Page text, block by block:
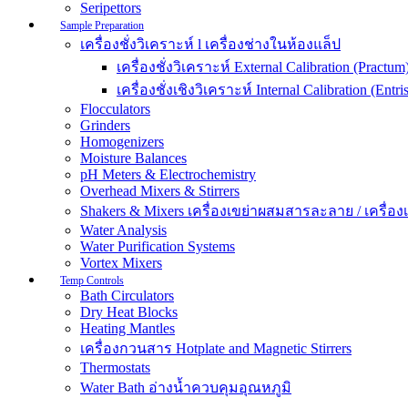
Seripettors
Sample Preparation
เครื่องชั่งวิเคราะห์ l เครื่องช่างในห้องแล็ป
เครื่องชั่งวิเคราะห์ External Calibration
เครื่องชั่งเชิงวิเคราะห์ Internal Calibration
Flocculators
Grinders
Homogenizers
Moisture Balances
pH Meters & Electrochemistry
Overhead Mixers & Stirrers
Shakers & Mixers เครื่องเขย่าผสมสารละลาย / เครื่อง
Water Analysis
Water Purification Systems
Vortex Mixers
Temp Controls
Bath Circulators
Dry Heat Blocks
Heating Mantles
เครื่องกวนสาร Hotplate and Magnetic Stirrers
Thermostats
Water Bath อ่างน้ำควบคุมอุณหภูมิ